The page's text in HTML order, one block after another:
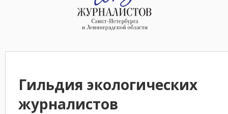
Гильдия экологических
журналистов